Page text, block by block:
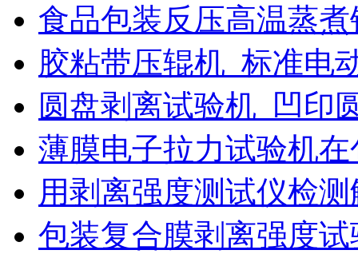
食品包装反压高温蒸
胶粘带压辊机_标准电
圆盘剥离试验机_凹印
薄膜电子拉力试验机
用剥离强度测试仪检
包装复合膜剥离强度